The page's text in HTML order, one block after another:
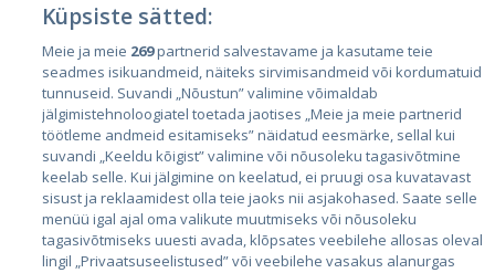
Riigid
Eesti
Läti
Leedu
Küpsiste sätted:
Meie ja meie 269partnerid salvestavame ja kasutame teie
seadmes isikuandmeid, näiteks sirvimisandmeid või kordumatuid
tunnuseid. Suvandi „Nõustun” valimine võimaldab
jälgimistehnoloogiatel toetada jaotises „Meie ja meie partnerid
töötleme andmeid esitamiseks” näidatud eesmärke, sellal kui
suvandi „Keeldu kõigist” valimine või nõusoleku tagasivõtmine
keelab selle. Kui jälgimine on keelatud, ei pruugi osa kuvatavast
sisust ja reklaamidest olla teie jaoks nii asjakohased. Saate selle
menüü igal ajal oma valikute muutmiseks või nõusoleku
tagasivõtmiseks uuesti avada, klõpsates veebilehe allosas oleval
lingil „Privaatsuseelistused” või veebilehe vasakus alanurgas